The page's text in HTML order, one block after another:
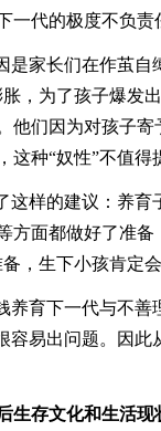
一代的极度不负责
是家长们在作茧自
，为了孩子爆发
他们因为对孩子
这种“奴性”不值得
这样的建议：养
方面都做好了准备
，生下小孩肯定
养育下一代与不
容易出问题。因此
存文化和生活现